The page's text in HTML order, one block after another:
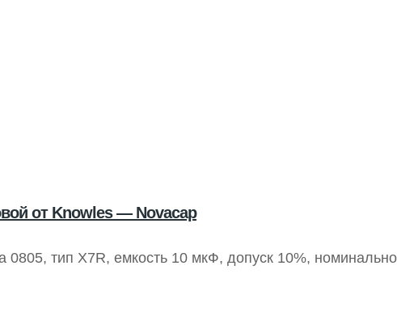
от Knowles — Novacap
0805, тип X7R, емкость 10 мкФ, допуск 10%,